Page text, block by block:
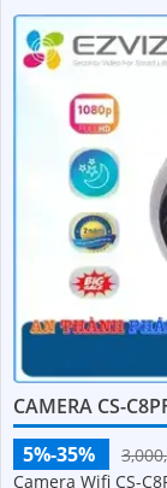
CAMERA CS-
5%-35%
Camera Wifi CS-